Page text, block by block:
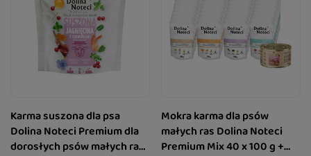
Karma suszona dla psa
Dolina Noteci Premium dla
dorosłych psów małych ras
Mokra karma dla psów
małych ras Dolina Noteci
Premium Mix 40 x 100 g +